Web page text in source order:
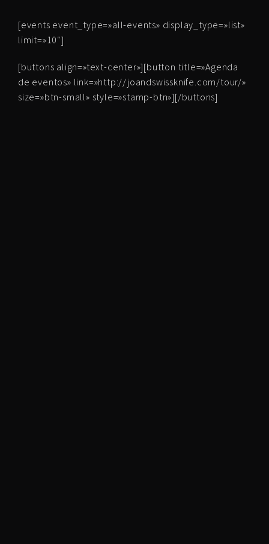
[events event_type=»all-events» display_type=»list»
limit=»10″]
[buttons align=»text-center»][button title=»Agenda
de eventos» link=»http://joandswissknife.com/tour/»
size=»btn-small» style=»stamp-btn»][/buttons]